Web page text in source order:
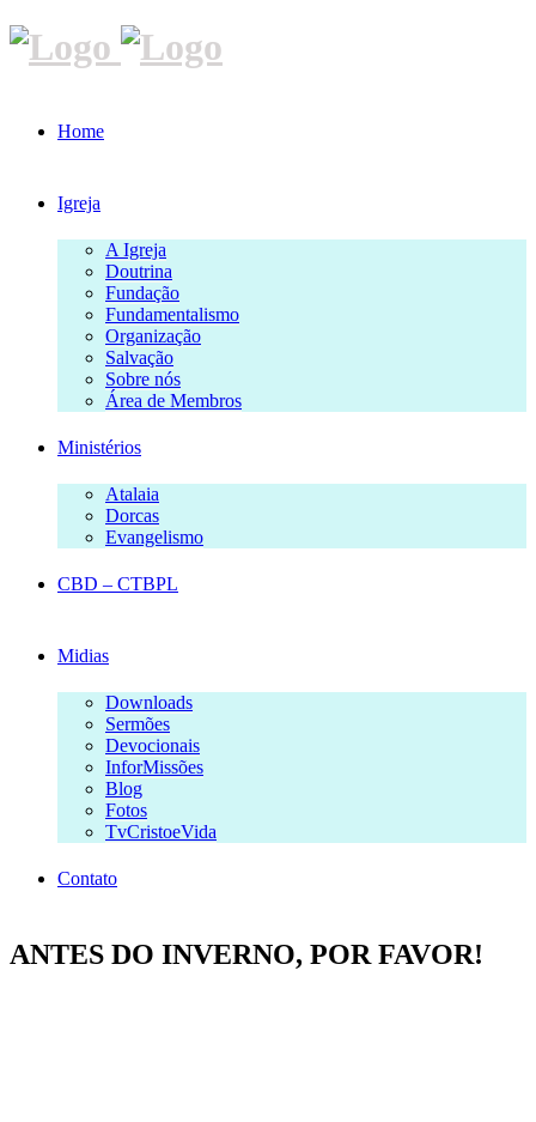
Home
Igreja
A Igreja
Doutrina
Fundação
Fundamentalismo
Organização
Salvação
Sobre nós
Área de Membros
Ministérios
Atalaia
Dorcas
Evangelismo
CBD – CTBPL
Midias
Downloads
Sermões
Devocionais
InforMissões
Blog
Fotos
TvCristoeVida
Contato
ANTES DO INVERNO, POR FAVOR!